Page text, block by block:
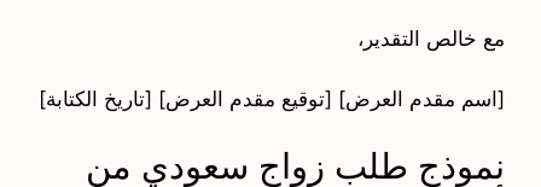
مع خالص التقدير،
[اسم مقدم العرض] [توقيع مقدم العرض] [تاريخ الكتابة]
نموذج طلب زواج سعودي من